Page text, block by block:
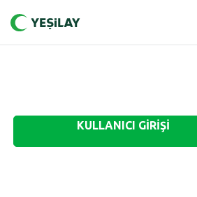
KULLANICI GİRİŞİ